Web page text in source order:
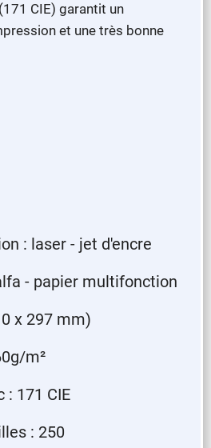
CIE) garantit un
et une très bonne
: laser - jet d'encre
- papier multifonction
x 297 mm)
m²
: 171 CIE
: 250